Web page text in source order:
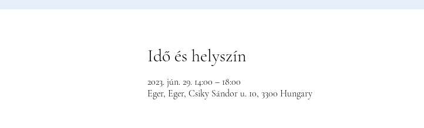
Idő és helyszín
2023. jún. 29. 14:00 – 18:00
Eger, Eger, Csiky Sándor u. 10, 3300 Hungary